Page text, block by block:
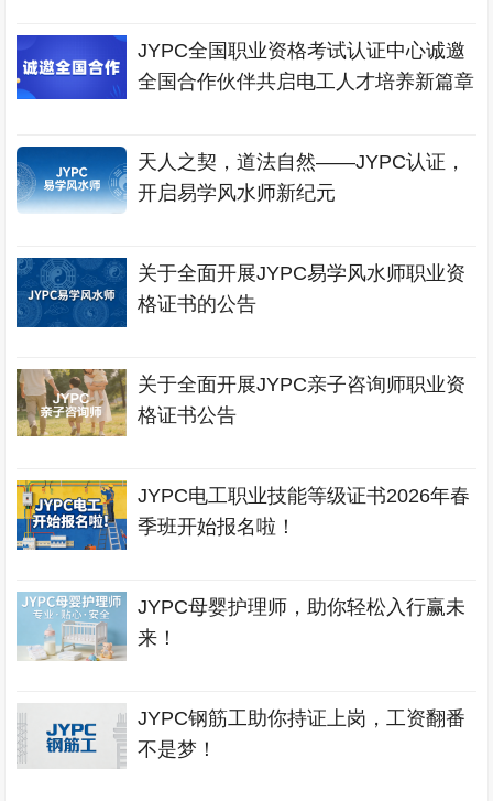
JYPC全国职业资格考试认证中心诚邀
全国合作伙伴共启电工人才培养新篇章
天人之契，道法自然——JYPC认证，
开启易学风水师新纪元
关于全面开展JYPC易学风水师职业资
格证书的公告
关于全面开展JYPC亲子咨询师职业资
格证书公告
JYPC电工职业技能等级证书2026年春
季班开始报名啦！
JYPC母婴护理师，助你轻松入行赢未
来！
JYPC钢筋工助你持证上岗，工资翻番
不是梦！